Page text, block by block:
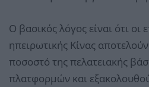
Ο βασικός λόγος είναι ότι οι
ηπειρωτικής Κίνας
ποσοστό της πελατειακής
πλατφορμών και